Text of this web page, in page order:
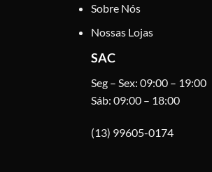
Sobre Nós
Nossas Lojas
SAC
Seg – Sex: 09:00 – 19:00
Sáb: 09:00 – 18:00
(13) 99605-0174